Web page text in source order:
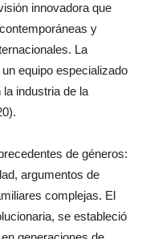
innovadora que
y
La
equipo especializado
industria de la
de géneros:
argumentos de
complejas. El
se estableció